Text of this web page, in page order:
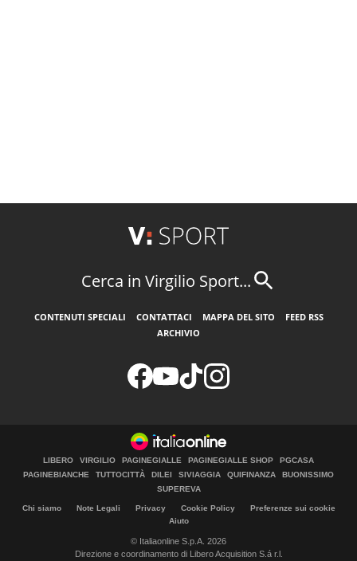
Cerca in Virgilio Sport...
CONTENUTI SPECIALI CONTATTACI MAPPA DEL SITO
FEED RSS
ARCHIVIO
LIBERO VIRGILIO PAGINEGIALLE PAGINEGIALLE SHOP
PGCASA
PAGINEBIANCHE
TUTTOCITTÀ DILEI SIVIAGGIA QUIFINANZA
BUONISSIMO
SUPEREVA
Chi siamo Note Legali Privacy Cookie Policy
Preferenze sui cookie
Aiuto
© Italiaonline S.p.A. 2026
Direzione e coordinamento di Libero Acquisition S.á r.l.